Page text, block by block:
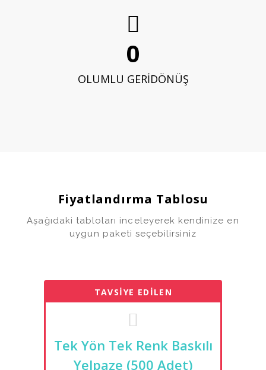
0
OLUMLU GERİDÖNÜŞ
Fiyatlandırma Tablosu
Aşağıdaki tabloları inceleyerek kendinize en
uygun paketi seçebilirsiniz
TAVSİYE EDİLEN
Tek Yön Tek Renk Baskılı
Yelpaze (500 Adet)